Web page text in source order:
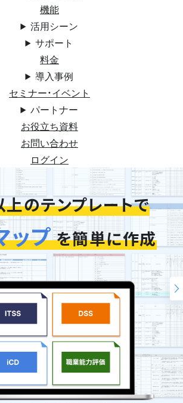
機能
活用シーン
サポート
料金
導入事例
セミナー・イベント
パートナー
お役立ち資料
お問い合わせ
ログイン
上のテンプレートで
ップ を簡単に作成
の評価シートを
再現